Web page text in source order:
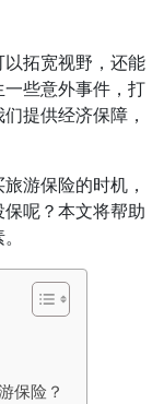
拓宽视野，还能
些意外事件，打
提供经济保障，
游保险的时机，
呢？本文将帮助
保险？